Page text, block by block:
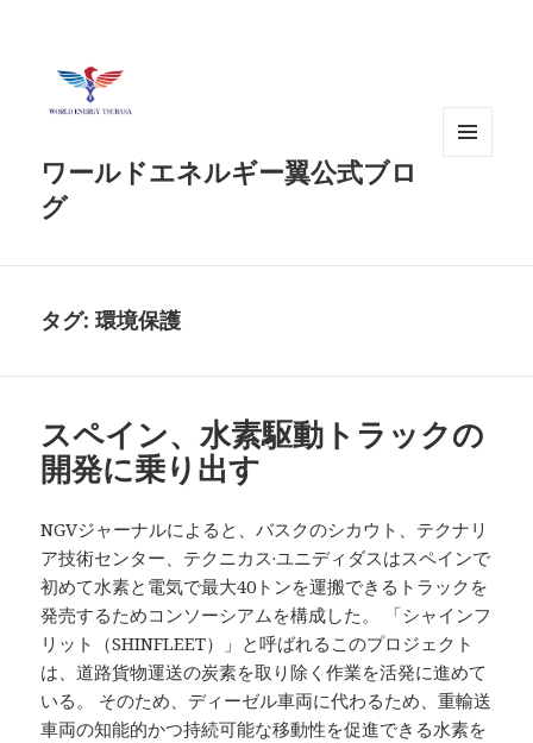
ワールドエネルギー翼公式ブロ
グ
タグ:環境保護
スペイン、水素駆動トラックの
開発に乗り出す
NGVジャーナルによると、バスクのシカウト、テクナリ
ア技術センター、テクニカス·ユニディダスはスペインで
初めて水素と電気で最大40トンを運搬できるトラックを
発売するためコンソーシアムを構成した。 「シャインフ
リット（SHINFLEET）」と呼ばれるこのプロジェクト
は、道路貨物運送の炭素を取り除く作業を活発に進めて
いる。 そのため、ディーゼル車両に代わるため、重輸送
車両の知能的かつ持続可能な移動性を促進できる水素を